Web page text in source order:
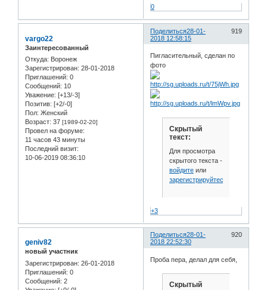
0
Поделиться 919
28-01-
2018 12:58:15
vargo22
Заинтересованный
Откуда: Воронеж
Зарегистрирован: 28-01-2018
Приглашений: 0
Сообщений: 10
Уважение: [+13/-3]
Позитив: [+2/-0]
Пол: Женский
Возраст: 37 [1989-02-20]
Провел на форуме:
11 часов 43 минуты
Последний визит:
10-06-2019 08:36:10
Пигласительный, сделан по
фото
Скрытый
текст:
Для просмотра
скрытого текста -
войдитеили
зарегистрируйтесь
+3
Поделиться 920
28-01-
2018 22:52:30
geniv82
новый участник
Зарегистрирован: 26-01-2018
Приглашений: 0
Сообщений: 2
Проба пера, делал для себя,
Скрытый